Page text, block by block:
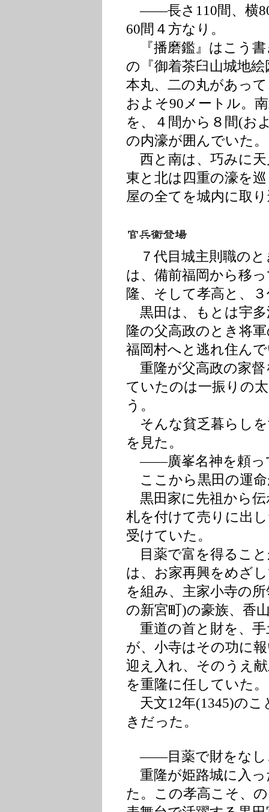
――長さ110間、横
60間４方なり。
『播磨鑑』はこう書
の『御着茶臼山城地
本丸、二の丸があっ
およそ90メートル。
を、４間から８間(お
の内濠が囲んでいた。
西と南は、巧みに天
東と北は四重の濠を
屋の全てを城内に取
７代目城主則職のと
は、備前福岡から移
隆、そして孝高と、
黒田は、もとは宇多
隆の父高政のとき将
福岡村へと逃れ住ん
重隆が父高政の家督
ていたのは一振りの
う。
そんな貧乏暮らし
を見た。
――廣峯名神を頼っ
ここから黒田の運
黒田家に先祖から伝
札を付けて売りに出
受けていた。
目薬で富を得ること
は、お家再興をめざ
を組み、主家小寺の
の新宮町)の豪族、香
重道の首と財を、手
が、小寺はその功に
迎え入れ、そのうえ
を重隆に任していた。
天文12年(1345)のこ
きだった。
――目薬で財をなし
重隆が姫路城に入っ
た。この孝高こそ、